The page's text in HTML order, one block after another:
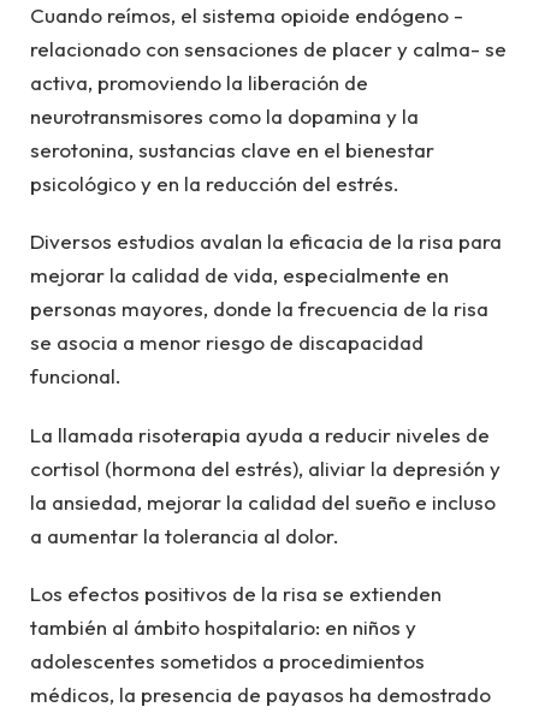
Cuando reímos, el sistema opioide endógeno -
relacionado con sensaciones de placer y calma- se
activa, promoviendo la liberación de
neurotransmisores como la dopamina y la
serotonina, sustancias clave en el bienestar
psicológico y en la reducción del estrés.
Diversos estudios avalan la eficacia de la risa para
mejorar la calidad de vida, especialmente en
personas mayores, donde la frecuencia de la risa
se asocia a menor riesgo de discapacidad
funcional.
La llamada risoterapia ayuda a reducir niveles de
cortisol (hormona del estrés), aliviar la depresión y
la ansiedad, mejorar la calidad del sueño e incluso
a aumentar la tolerancia al dolor.
Los efectos positivos de la risa se extienden
también al ámbito hospitalario: en niños y
adolescentes sometidos a procedimientos
médicos, la presencia de payasos ha demostrado